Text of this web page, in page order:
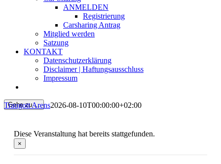
ANMELDEN
Registrierung
Carsharing Antrag
Mitglied werden
Satzung
KONTAKT
Datenschutzerklärung
Disclaimer | Haftungsausschluss
Impressum
Gehe zu ...
Traugott Arens2026-08-10T00:00:00+02:00
Diese Veranstaltung hat bereits stattgefunden.
×